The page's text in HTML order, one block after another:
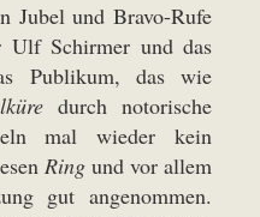
Jubel und Bravo-Rufe
Schirmer und das
Publikum, das wie
durch notorische
mal wieder kein
Ring und vor allem
gut angenommen.